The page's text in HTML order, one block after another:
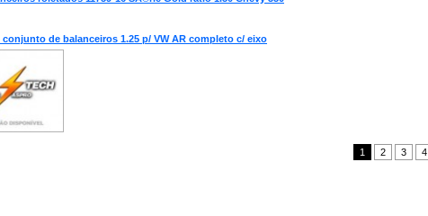
conjunto de balanceiros 1.25 p/ VW AR completo c/ eixo
1 2 3 4